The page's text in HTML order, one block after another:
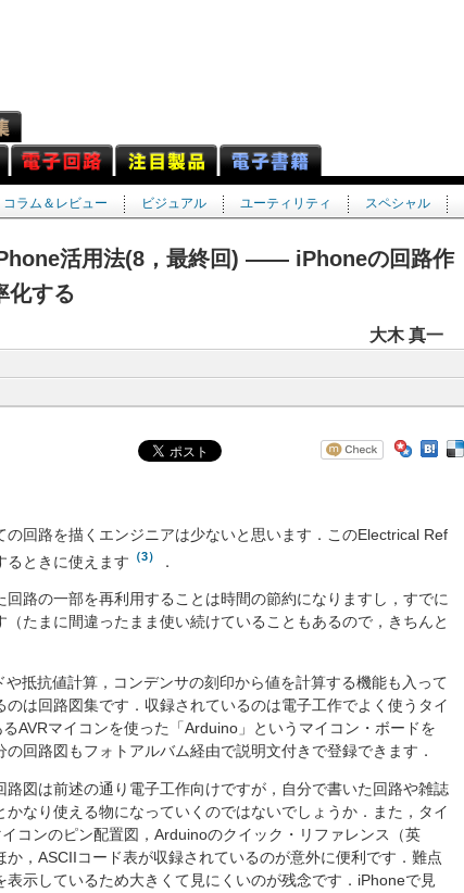
コラム＆レビュー ビジュアル ユーティリティ スペシャル
活用法(8，最終回) ―― iPhoneの回路作
化する
大木 真一
回路を描くエンジニアは少ないと思います．このElectrical Ref
るときに使えます （3） ．
路の一部を再利用することは時間の節約になりますし，すでに
たまに間違ったまま使い続けていることもあるので，きちんと
抵抗値計算，コンデンサの刻印から値を計算する機能も入って
は回路図集です．収録されているのは電子工作でよく使うタイ
AVRマイコンを使った「Arduino」というマイコン・ボードを
回路図もフォトアルバム経由で説明文付きで登録できます．
図は前述の通り電子工作向けですが，自分で書いた回路や雑誌
なり使える物になっていくのではないでしょうか．また，タイ
コンのピン配置図，Arduinoのクイック・リファレンス（英
，ASCIIコード表が収録されているのが意外に便利です．難点
示しているため大きくて見にくいのが残念です．iPhoneで見